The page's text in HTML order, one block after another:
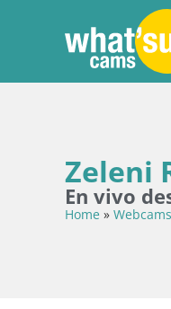
Zeleni
En vivo
Home » Webcams